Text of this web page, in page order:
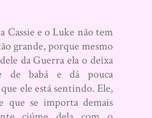
Cassie e o Luke não tem
grande, porque mesmo
da Guerra ela o deixa
de babá e dá pouca
ele está sentindo. Ele,
que se importa demais